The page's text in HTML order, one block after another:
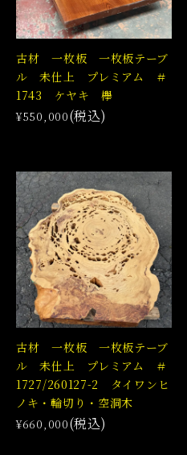
古材 一枚板 一枚板テーブ
ル 未仕上 プレミアム ＃
1743 ケヤキ 欅
¥550,000(税込)
古材 一枚板 一枚板テーブ
ル 未仕上 プレミアム ＃
1727/260127-2 タイワンヒ
ノキ・輪切り・空洞木
¥660,000(税込)